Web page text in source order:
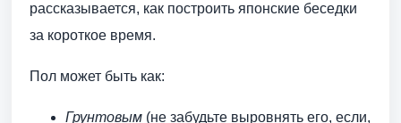
рассказывается, как построить японские беседки
за короткое время.
Пол может быть как:
Грунтовым (не забудьте выровнять его, если,